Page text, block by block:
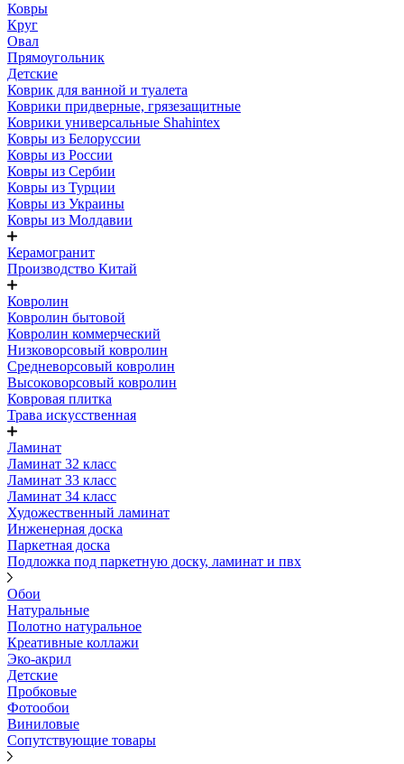
Ковры
Круг
Овал
Прямоугольник
Детские
Коврик для ванной и туалета
Коврики придверные, грязезащитные
Коврики универсальные Shahintex
Ковры из Белоруссии
Ковры из России
Ковры из Сербии
Ковры из Турции
Ковры из Украины
Ковры из Молдавии
Керамогранит
Производство Китай
Ковролин
Ковролин бытовой
Ковролин коммерческий
Низковорсовый ковролин
Средневорсовый ковролин
Высоковорсовый ковролин
Ковровая плитка
Трава искусственная
Ламинат
Ламинат 32 класс
Ламинат 33 класс
Ламинат 34 класс
Художественный ламинат
Инженерная доска
Паркетная доска
Подложка под паркетную доску, ламинат и пвх
Обои
Натуральные
Полотно натуральное
Креативные коллажи
Эко-акрил
Детские
Пробковые
Фотообои
Виниловые
Сопутствующие товары